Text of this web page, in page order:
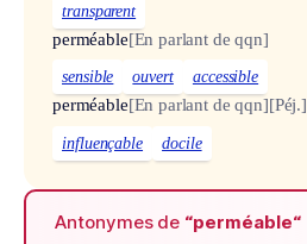
transparent
perméable[En parlant de qqn]
sensible ouvert accessible
perméable[En parlant de qqn][Péj.]
influençable docile
Antonymes de “perméable“